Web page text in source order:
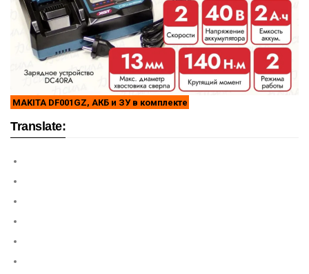
MAKITA DF001GZ, АКБ и ЗУ в комплекте
Translate: